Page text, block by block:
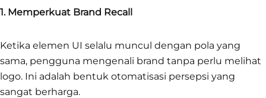
1. Memperkuat Brand Recall
Ketika elemen UI selalu muncul dengan pola yang
sama, pengguna mengenali brand tanpa perlu melihat
logo. Ini adalah bentuk otomatisasi persepsi yang
sangat berharga.